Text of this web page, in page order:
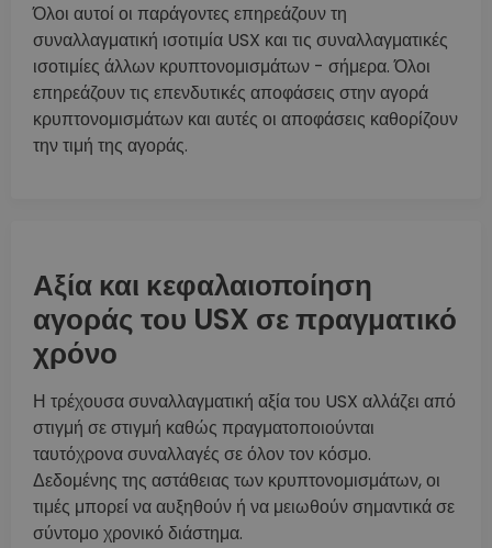
Όλοι αυτοί οι παράγοντες επηρεάζουν τη
συναλλαγματική ισοτιμία USX και τις συναλλαγματικές
ισοτιμίες άλλων κρυπτονομισμάτων - σήμερα. Όλοι
επηρεάζουν τις επενδυτικές αποφάσεις στην αγορά
κρυπτονομισμάτων και αυτές οι αποφάσεις καθορίζουν
την τιμή της αγοράς.
Αξία και κεφαλαιοποίηση
αγοράς του USX σε πραγματικό
χρόνο
Η τρέχουσα συναλλαγματική αξία του USX αλλάζει από
στιγμή σε στιγμή καθώς πραγματοποιούνται
ταυτόχρονα συναλλαγές σε όλον τον κόσμο.
Δεδομένης της αστάθειας των κρυπτονομισμάτων, οι
τιμές μπορεί να αυξηθούν ή να μειωθούν σημαντικά σε
σύντομο χρονικό διάστημα.